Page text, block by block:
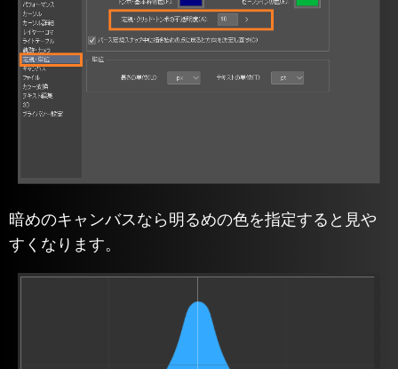
暗めのキャンバスなら明るめの色を指定すると見や
すくなります。